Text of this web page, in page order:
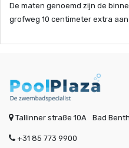
De maten genoemd zijn de
grofweg 10 centimeter extra aan
Tallinner straße 10A Bad
+31 85 773 9900